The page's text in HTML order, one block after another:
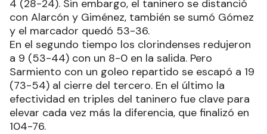
4 (28-24). Sin embargo, el taninero se distanció
con Alarcón y Giménez, también se sumó Gómez
y el marcador quedó 53-36.
En el segundo tiempo los clorindenses redujeron
a 9 (53-44) con un 8-0 en la salida. Pero
Sarmiento con un goleo repartido se escapó a 19
(73-54) al cierre del tercero. En el último la
efectividad en triples del taninero fue clave para
elevar cada vez más la diferencia, que finalizó en
104-76.